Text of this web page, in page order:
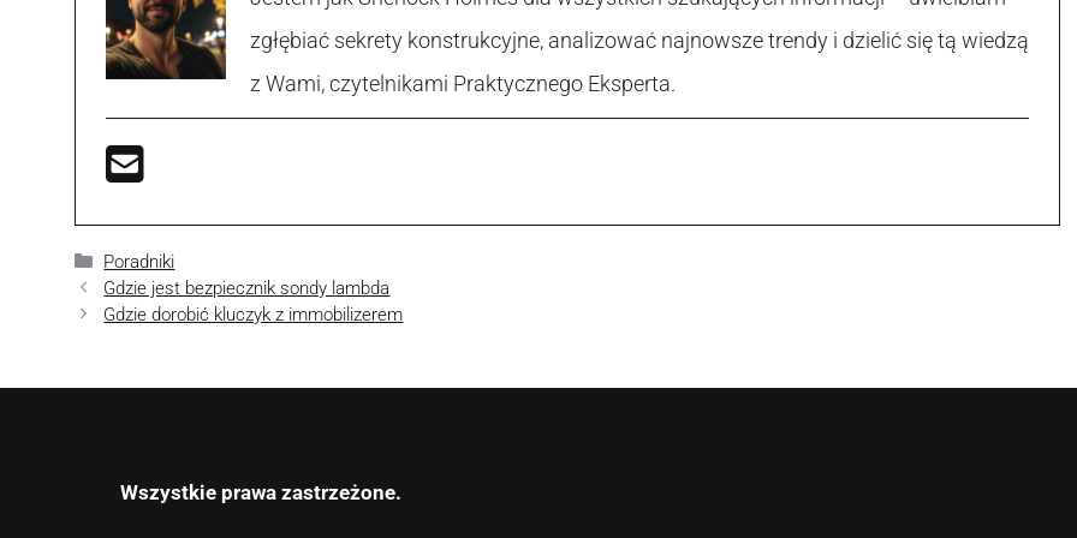
zgłębiać sekrety konstrukcyjne, analizować najnowsze trendy i dzielić się tą wiedzą
z Wami, czytelnikami Praktycznego Eksperta.
Kategorie
Poradniki
Gdzie jest bezpiecznik sondy lambda
Gdzie dorobić kluczyk z immobilizerem
Wszystkie prawa zastrzeżone.